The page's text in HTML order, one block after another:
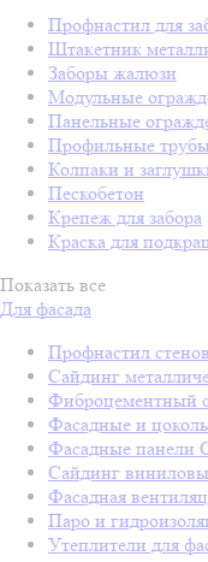
Профнастил для
Штакетник
Заборы жалюзи
Модульные
Панельные
Профильные
Колпаки и
Пескобетон
Крепеж для забора
Краска для
Показать все
Для фасада
Профнастил
Сайдинг
Фиброцементный
Фасадные и
Фасадные панели
Сайдинг
Фасадная
Паро и
Утеплители для